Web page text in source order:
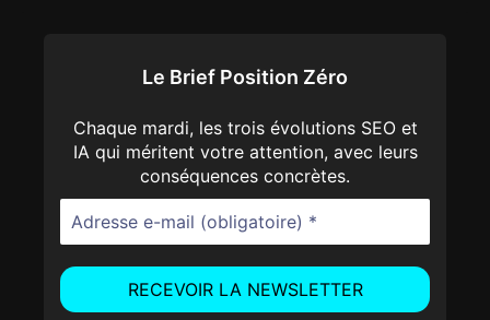
Le Brief Position Zéro
Chaque mardi, les trois évolutions SEO et
IA qui méritent votre attention, avec leurs
conséquences concrètes.